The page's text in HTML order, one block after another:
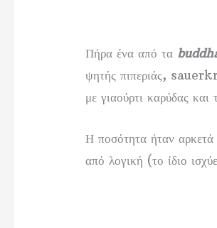
Πήρα ένα από τα
ψητής πιπεριάς,
με γιαούρτι καρύδας
Η ποσότητα ήταν αρκετά
από λογική (το ίδιο